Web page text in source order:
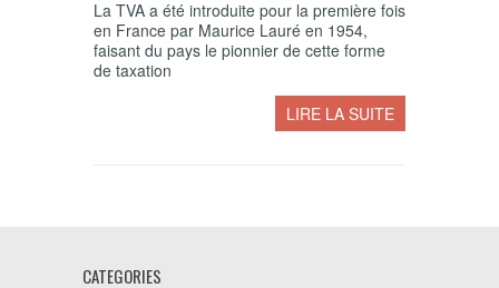
La TVA a été introduite pour la première fois
en France par Maurice Lauré en 1954,
faisant du pays le pionnier de cette forme
de taxation
LIRE LA SUITE
CATEGORIES